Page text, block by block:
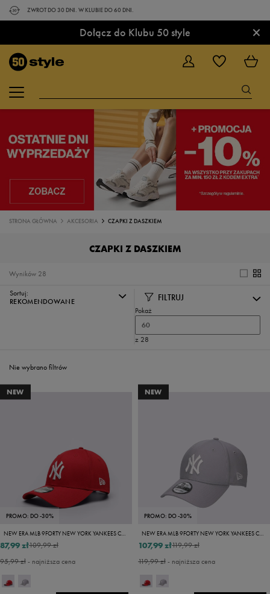
ZWROT DO 30 DNI. W KLUBIE DO 60 DNI.
Dołącz do Klubu 50 style ×
STRONA GŁÓWNA AKCESORIA CZAPKI Z DASZKIEM
CZAPKI Z DASZKIEM
28
Wyników
Sortuj:
REKOMENDOWANE
FILTRUJ
Pokaż
60
z 28
Nie wybrano filtrów
NEW
PROMO: DO -30%
NEW ERA MLB 9FORTY NEW YORK YANKEES CAP LEAGUE B NY YANKEES
109,99 zł
87,99 zł
95,99 zł- najniższa cena
NEW
PROMO: DO -30%
NEW ERA MLB 9FORTY NEW YORK YANKEES CAP GRAY/WHITE
119,99 zł
107,99 zł
119,99 zł- najniższa cena